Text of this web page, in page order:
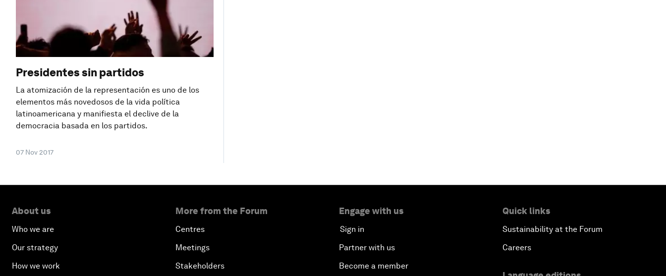
Presidentes sin partidos
La atomización de la representación es uno de los
elementos más novedosos de la vida política
latinoamericana y manifiesta el declive de la
democracia basada en los partidos.
07 Nov 2017
About us
Who we are
Our strategy
How we work
More from the Forum
Centres
Meetings
Stakeholders
Engage with us
Sign in
Partner with us
Become a member
Quick links
Sustainability at the Forum
Careers